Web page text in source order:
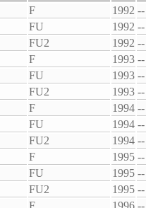
F 1992 --
FU 1992 --
FU2 1992 --
F 1993 --
FU 1993 --
FU2 1993 --
F 1994 --
FU 1994 --
FU2 1994 --
F 1995 --
FU 1995 --
FU2 1995 --